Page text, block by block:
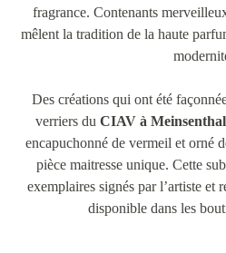
fragrance. Contenants
mêlent la tradition de la haute
Des créations qui ont été
verriers du CIAV à Meinsenthal
encapuchonné de vermeil et orné
pièce maitresse unique. Cette
exemplaires signés par l’artiste et
disponible dans les